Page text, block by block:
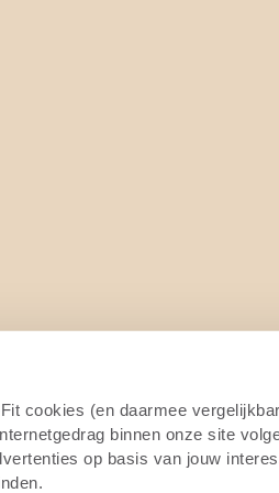
cookies (en daarmee
binnen onze site
op basis van jouw